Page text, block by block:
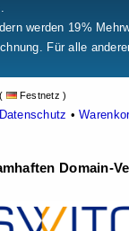
werden 19%
Für alle
( Festnetz )
Datenschutz •
Domain-